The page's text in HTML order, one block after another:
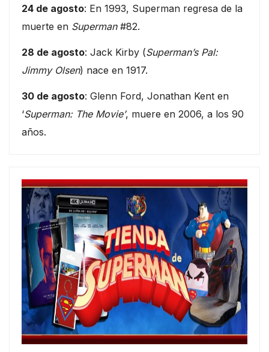
24 de agosto: En 1993, Superman regresa de la
muerte en Superman#82.
28 de agosto: Jack Kirby (Superman’s Pal:
Jimmy Olsen) nace en 1917.
30 de agosto: Glenn Ford, Jonathan Kent en
‘Superman: The Movie’, muere en 2006, a los 90
años.